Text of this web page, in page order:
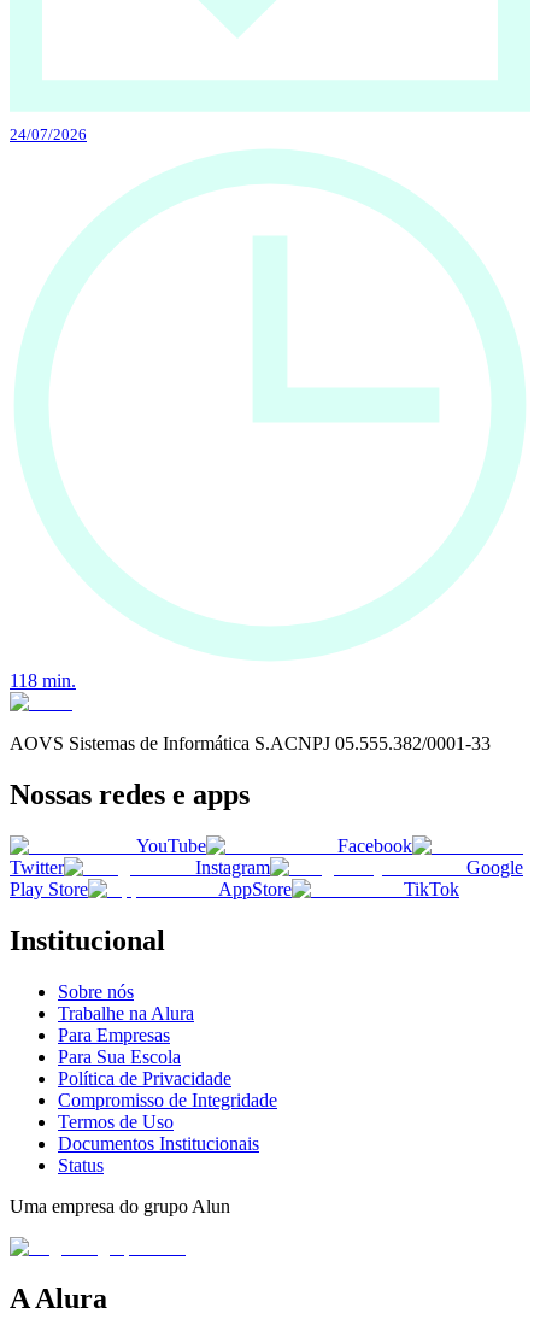
24/07/2026
118 min.
AOVS Sistemas de Informática S.ACNPJ 05.555.382/0001-33
Nossas redes e apps
YouTube
Facebook
Twitter
Instagram
Google
Play Store
AppStore TikTok
Institucional
Sobre nós
Trabalhe na Alura
Para Empresas
Para Sua Escola
Política de Privacidade
Compromisso de Integridade
Termos de Uso
Documentos Institucionais
Status
Uma empresa do grupo Alun
A Alura